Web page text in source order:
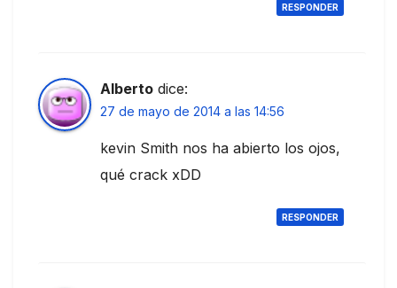
RESPONDER
Alberto dice:
27 de mayo de 2014 a las 14:56
kevin Smith nos ha abierto los ojos,
qué crack xDD
RESPONDER